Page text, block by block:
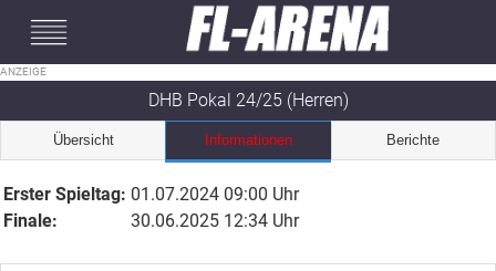
DHB Pokal 24/25 (Herren)
Übersicht Informationen Berichte
Erster Spieltag: 01.07.2024 09:00 Uhr
Finale:
30.06.2025 12:34 Uhr